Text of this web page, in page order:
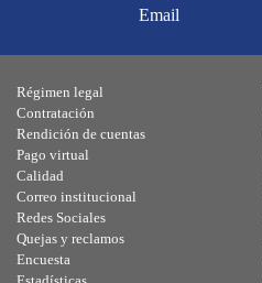
Email
Régimen legal
Contratación
Rendición de cuentas
Pago virtual
Calidad
Correo institucional
Redes Sociales
Quejas y reclamos
Encuesta